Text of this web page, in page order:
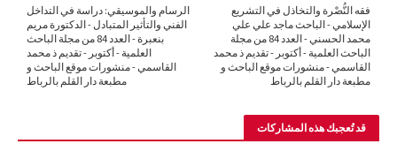
الرسام والموسيقي: دراسة في التداخل
الفني والتأثير المتبادل - الدكتورة مريم
بنعبرة - العدد 84 من مجلة الباحث
العلمية - أكتوبر - تقديم ذ محمد
القاسمي - منشورات موقع الباحث و
مطبعة دار القلم بالرباط
فقه النُّصْرة والتخاذل في التشريع
الإسلامي - الباحث ماجد علي علي
محمد الحسني - العدد 84 من مجلة
الباحث العلمية - أكتوبر - تقديم ذ محمد
القاسمي - منشورات موقع الباحث و
مطبعة دار القلم بالرباط
قد تُعجبك هذه المشاركات